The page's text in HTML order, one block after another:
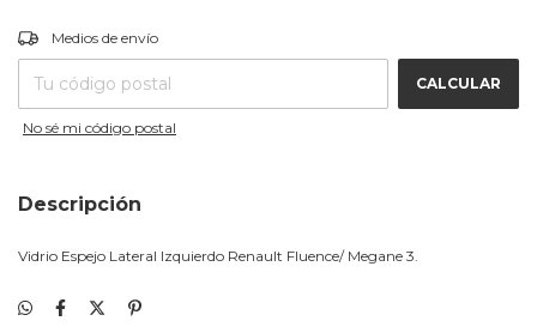
Entregas para el CP:
Medios de envío
CALCULAR
No sé mi código postal
Descripción
Vidrio Espejo Lateral Izquierdo Renault Fluence/ Megane 3.